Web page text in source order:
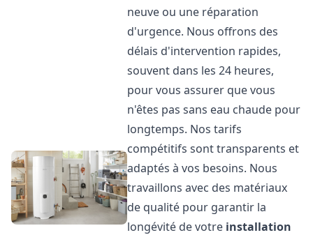
neuve ou une réparation
d'urgence. Nous offrons des
délais d'intervention rapides,
souvent dans les 24 heures,
pour vous assurer que vous
n'êtes pas sans eau chaude pour
longtemps. Nos tarifs
compétitifs sont transparents et
adaptés à vos besoins. Nous
travaillons avec des matériaux
de qualité pour garantir la
longévité de votre installation